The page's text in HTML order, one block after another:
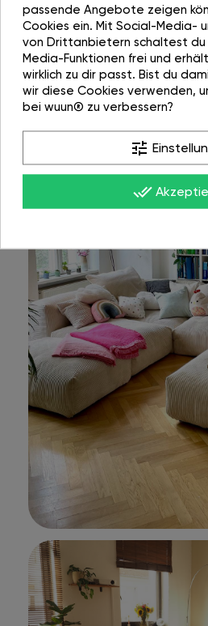
passende Angebote zeigen
Cookies ein. Mit Social-Media-
von Drittanbietern schaltest du
Media-Funktionen frei und
wirklich zu dir passt. Bist du
wir diese Cookies verwenden,
bei wuun® zu verbessern?
tune
done_all